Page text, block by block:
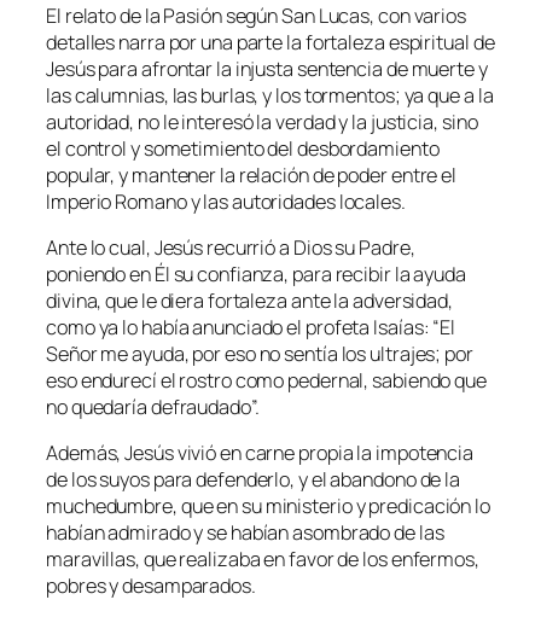
El relato de la Pasión según San Lucas, con varios
detalles narra por una parte la fortaleza espiritual de
Jesús para afrontar la injusta sentencia de muerte y
las calumnias, las burlas, y los tormentos; ya que a la
autoridad, no le interesó la verdad y la justicia, sino
el control y sometimiento del desbordamiento
popular, y mantener la relación de poder entre el
Imperio Romano y las autoridades locales.
Ante lo cual, Jesús recurrió a Dios su Padre,
poniendo en Él su confianza, para recibir la ayuda
divina, que le diera fortaleza ante la adversidad,
como ya lo había anunciado el profeta Isaías: “El
Señor me ayuda, por eso no sentía los ultrajes; por
eso endurecí el rostro como pedernal, sabiendo que
no quedaría defraudado”.
Además, Jesús vivió en carne propia la impotencia
de los suyos para defenderlo, y el abandono de la
muchedumbre, que en su ministerio y predicación lo
habían admirado y se habían asombrado de las
maravillas, que realizaba en favor de los enfermos,
pobres y desamparados.